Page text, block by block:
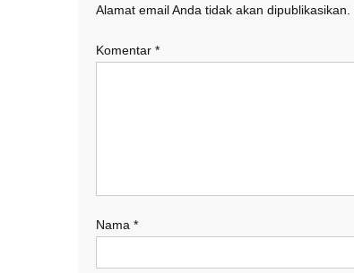
Alamat email Anda tidak akan dipublikasikan.
Komentar *
Nama *